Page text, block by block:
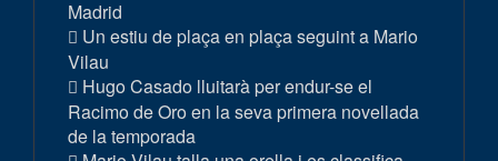
Madrid
Un estiu de plaça en plaça seguint a Mario
Vilau
Hugo Casado lluitarà per endur-se el
Racimo de Oro en la seva primera novellada
de la temporada